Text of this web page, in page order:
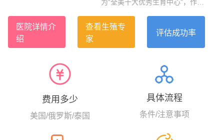
为“全美十大优秀生育中心”，作为
被公认为医疗业的黄金标准，大
龄自卵活产成功率全美第一，高
管婴儿经验，早在上个世纪1993
年，美国SCRC的生育专家就完成
了美国西海岸第一例卵母细胞胞
浆内单精子注射（ICSI）的试管案
例，显著提高了卵子体外受精的
医院详情介
绍
查看生殖专
家
评估成功率
费用多少
美国/俄罗斯/泰国
具体流程
条件/注意事项